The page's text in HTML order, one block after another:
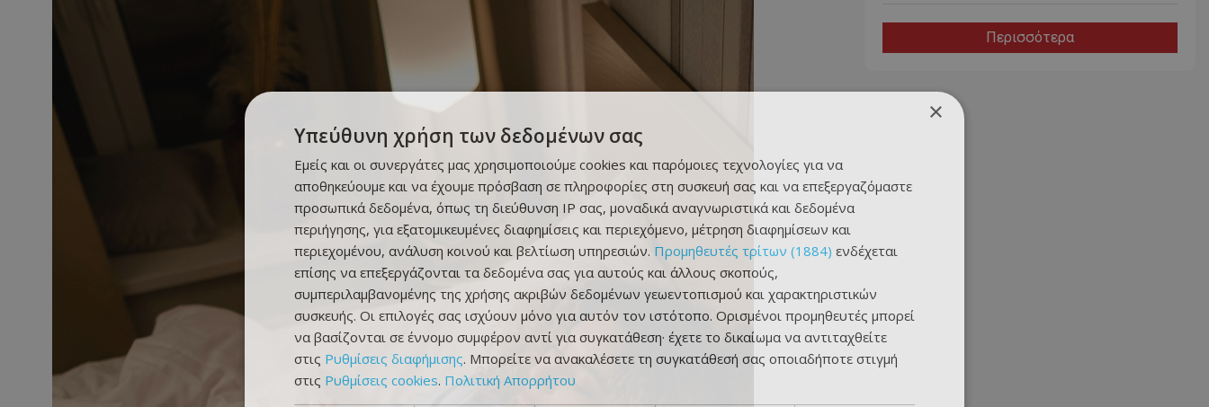
Περισσότερα
×
Υπεύθυνη χρήση των δεδομένων σας
Εμείς και οι συνεργάτες μας χρησιμοποιούμε cookies και παρόμοιες τεχνολογίες για να
αποθηκεύουμε και να έχουμε πρόσβαση σε πληροφορίες στη συσκευή σας και να επεξεργαζόμαστε
προσωπικά δεδομένα, όπως τη διεύθυνση IP σας, μοναδικά αναγνωριστικά και δεδομένα
περιήγησης, για εξατομικευμένες διαφημίσεις και περιεχόμενο, μέτρηση διαφημίσεων και
περιεχομένου, ανάλυση κοινού και βελτίωση υπηρεσιών. Προμηθευτές τρίτων (1884) ενδέχεται
επίσης να επεξεργάζονται τα δεδομένα σας για αυτούς και άλλους σκοπούς,
συμπεριλαμβανομένης της χρήσης ακριβών δεδομένων γεωεντοπισμού και χαρακτηριστικών
συσκευής. Οι επιλογές σας ισχύουν μόνο για αυτόν τον ιστότοπο. Ορισμένοι προμηθευτές μπορεί
να βασίζονται σε έννομο συμφέρον αντί για συγκατάθεση· έχετε το δικαίωμα να αντιταχθείτε
στις Ρυθμίσεις διαφήμισης. Μπορείτε να ανακαλέσετε τη συγκατάθεσή σας οποιαδήποτε στιγμή
στις Ρυθμίσεις cookies. Πολιτική Απορρήτου